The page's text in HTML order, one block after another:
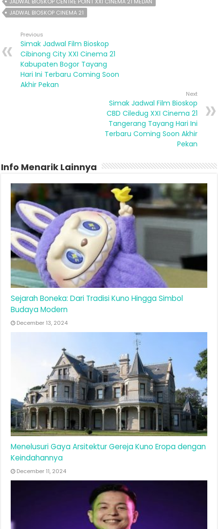
JADWAL BIOSKOP CINEMA 21
Previous
Simak Jadwal Film Bioskop
Cibinong City XXI Cinema 21
Kabupaten Bogor Tayang
Hari Ini Terbaru Coming Soon
Akhir Pekan
Next
Simak Jadwal Film Bioskop
CBD Ciledug XXI Cinema 21
Tangerang Tayang Hari Ini
Terbaru Coming Soon Akhir
Pekan
Info Menarik Lainnya
Sejarah Boneka: Dari Tradisi Kuno Hingga Simbol
Budaya Modern
December 13, 2024
Menelusuri Gaya Arsitektur Gereja Kuno Eropa dengan
Keindahannya
December 11, 2024